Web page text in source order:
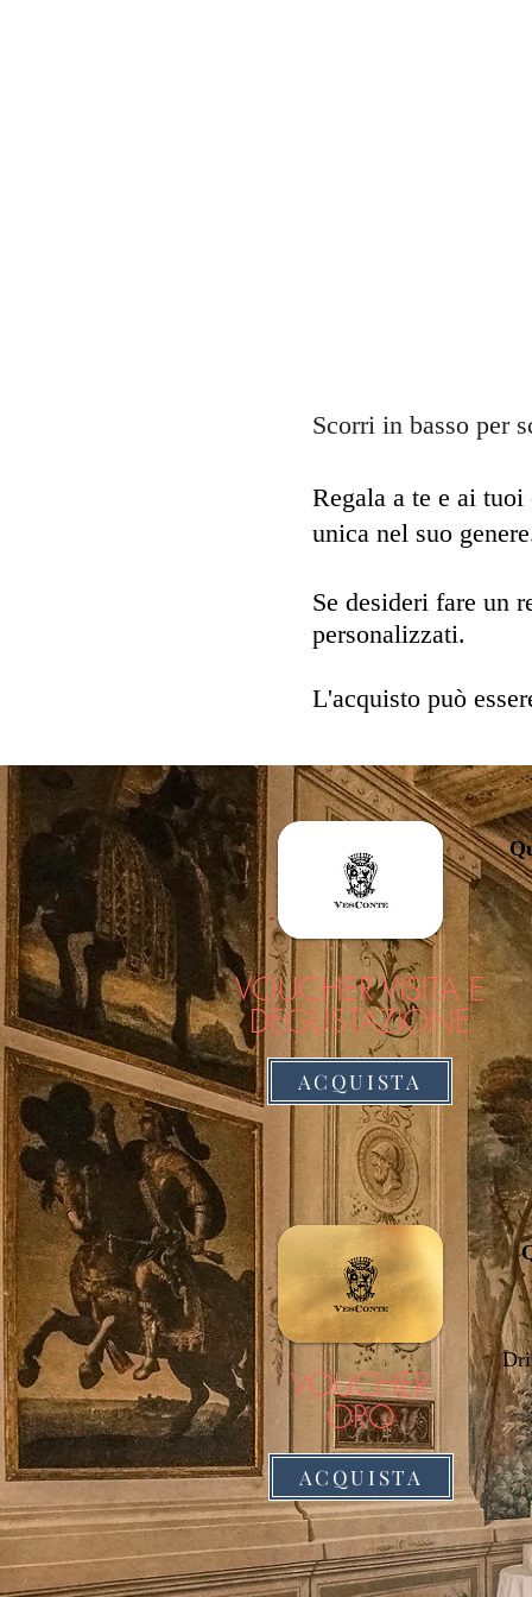
Scorri in basso per
Regala a te e ai
unica nel suo
Se desideri fare un
personalizzati.
L'acquisto può
VOUCHER VISITA E
DEGUSTAZIONE
ACQUISTA
VOUCHER
ORO
ACQUISTA